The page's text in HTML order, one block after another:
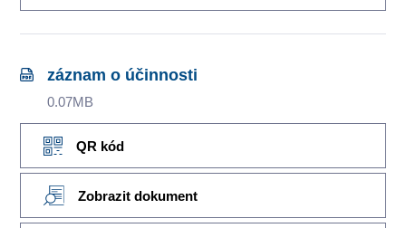
záznam o účinnosti
0.07MB
QR kód
Zobrazit dokument